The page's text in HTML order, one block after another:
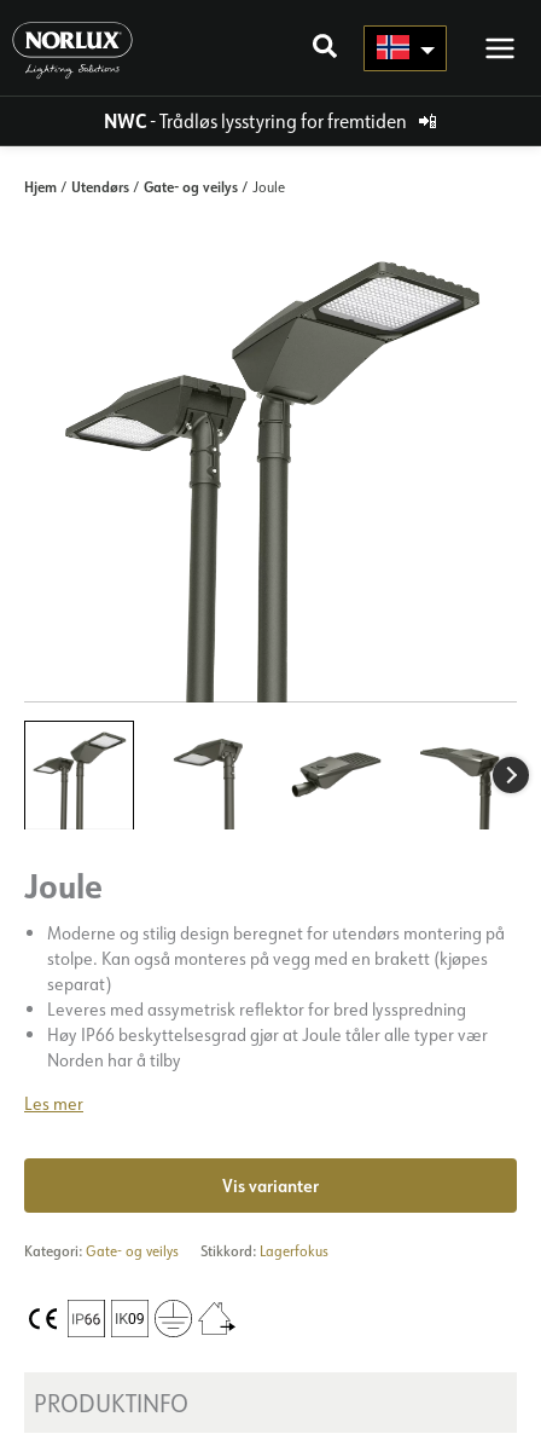
rett
innholdet
NWC- Trådløs lysstyring for fremtiden 📲
Hjem / Utendørs / Gate- og veilys / Joule
Joule
Moderne og stilig design beregnet for utendørs montering på
stolpe. Kan også monteres på vegg med en brakett (kjøpes
separat)
Leveres med assymetrisk reflektor for bred lysspredning
Høy IP66 beskyttelsesgrad gjør at Joule tåler alle typer vær
Norden har å tilby
Les mer
Vis varianter
Kategori: Gate- og veilys Stikkord: Lagerfokus
PRODUKTINFO